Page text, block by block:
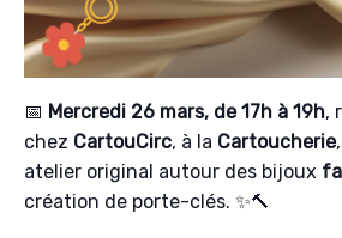
📅 Mercredi 26 mars, de 17h à 19h,
chez CartouCirc, à la Cartoucherie
atelier original autour des bijoux
création de porte-clés. ✨🔨